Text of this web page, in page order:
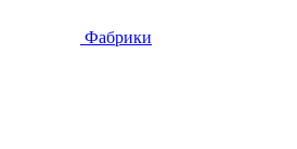
Фабрики